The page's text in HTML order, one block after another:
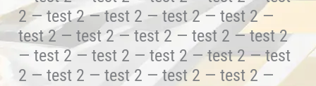
2 — test 2 — test 2 — test 2 — test 2 —
test 2 — test 2 — test 2 — test 2 — test 2
— test 2 — test 2 — test 2 — test 2 — test
2 — test 2 — test 2 — test 2 — test 2 —